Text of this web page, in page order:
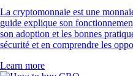
La cryptomonnaie est une
guide explique son
son adoption et les bonnes
sécurité et en comprendre les
Learn more